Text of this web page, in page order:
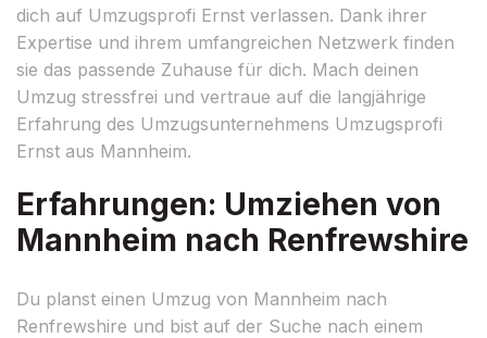
dich auf Umzugsprofi Ernst verlassen. Dank ihrer
Expertise und ihrem umfangreichen Netzwerk finden
sie das passende Zuhause für dich. Mach deinen
Umzug stressfrei und vertraue auf die langjährige
Erfahrung des Umzugsunternehmens Umzugsprofi
Ernst aus Mannheim.
Erfahrungen: Umziehen von
Mannheim nach Renfrewshire
Du planst einen Umzug von Mannheim nach
Renfrewshire und bist auf der Suche nach einem